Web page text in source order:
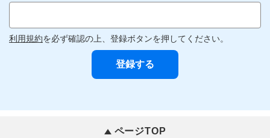
利用規約を必ず確認の上、登録ボタンを押してください。
ページTOP